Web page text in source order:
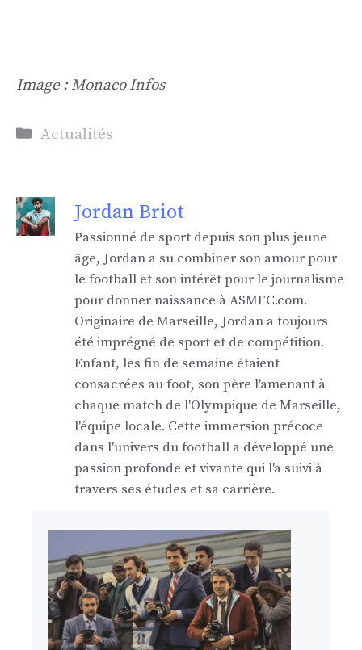
Image : Monaco Infos
Catégories
Actualités
Jordan Briot
Passionné de sport depuis son plus jeune
âge, Jordan a su combiner son amour pour
le football et son intérêt pour le journalisme
pour donner naissance à ASMFC.com.
Originaire de Marseille, Jordan a toujours
été imprégné de sport et de compétition.
Enfant, les fin de semaine étaient
consacrées au foot, son père l'amenant à
chaque match de l'Olympique de Marseille,
l'équipe locale. Cette immersion précoce
dans l'univers du football a développé une
passion profonde et vivante qui l'a suivi à
travers ses études et sa carrière.